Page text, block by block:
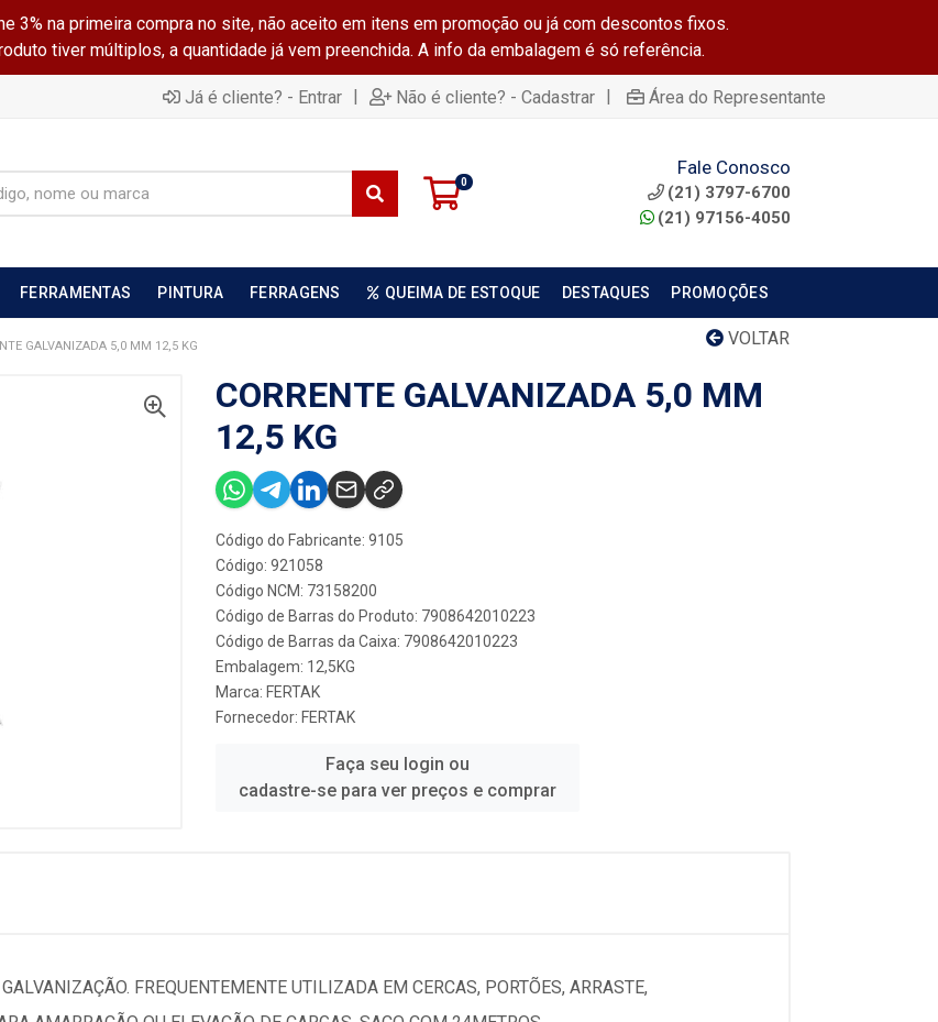
3% na primeira compra no site, não aceito em itens em promoção ou já com descontos fixos.
tiver múltiplos, a quantidade já vem preenchida. A info da embalagem é só referência.
Já é cliente? - Entrar | Não é cliente? - Cadastrar | Área do Representante
0
Fale Conosco
(21) 3797-6700
(21) 97156-4050
FERRAMENTAS PINTURA FERRAGENS QUEIMA DE ESTOQUE DESTAQUES PROMOÇÕES
VOLTAR
GALVANIZADA 5,0 MM 12,5 KG
CORRENTE GALVANIZADA 5,0 MM
12,5 KG
Código do Fabricante: 9105
Código: 921058
Código NCM: 73158200
Código de Barras do Produto: 7908642010223
Código de Barras da Caixa: 7908642010223
Embalagem: 12,5KG
Marca: FERTAK
Fornecedor: FERTAK
Faça seu login ou
cadastre-se para ver preços e comprar
FREQUENTEMENTE UTILIZADA EM CERCAS, PORTÕES, ARRASTE,